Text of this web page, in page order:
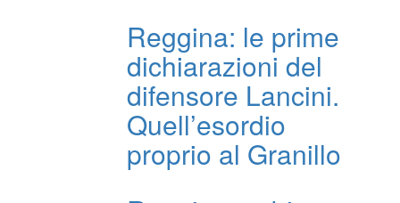
Reggina: le prime
dichiarazioni del
difensore Lancini.
Quell’esordio
proprio al Granillo